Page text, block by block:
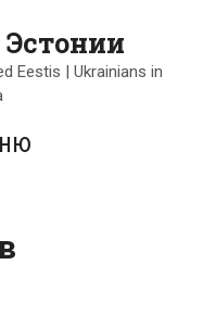
Eestis | Ukrainians in